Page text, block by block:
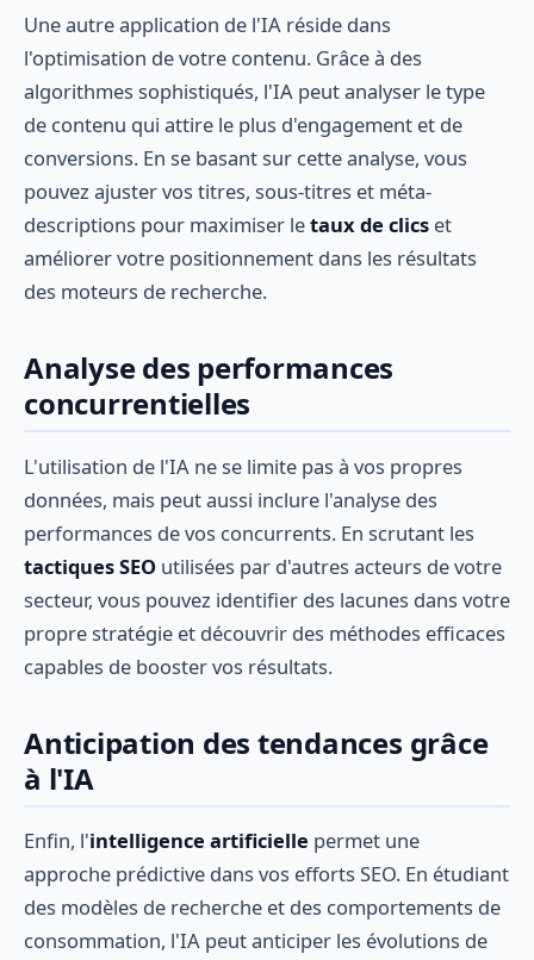
Une autre application de l'IA réside dans
l'optimisation de votre contenu. Grâce à des
algorithmes sophistiqués, l'IA peut analyser le type
de contenu qui attire le plus d'engagement et de
conversions. En se basant sur cette analyse, vous
pouvez ajuster vos titres, sous-titres et méta-
descriptions pour maximiser letaux de clics et
améliorer votre positionnement dans les résultats
des moteurs de recherche.
Analyse des performances
concurrentielles
L'utilisation de l'IA ne se limite pas à vos propres
données, mais peut aussi inclure l'analyse des
performances de vos concurrents. En scrutant les
tactiques SEO utilisées par d'autres acteurs de votre
secteur, vous pouvez identifier des lacunes dans votre
propre stratégie et découvrir des méthodes efficaces
capables de booster vos résultats.
Anticipation des tendances grâce
à l'IA
Enfin, l'intelligence artificielle permet une
approche prédictive dans vos efforts SEO. En étudiant
des modèles de recherche et des comportements de
consommation, l'IA peut anticiper les évolutions de